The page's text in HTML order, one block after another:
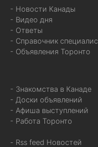
- Новости Канады
- Видео дня
- Ответы
- Справочник
- Объявления Торонто
- Знакомства в Канаде
- Доски объявлений
- Афиша выступлений
- Работа Торонто
- Rss feed Новостей